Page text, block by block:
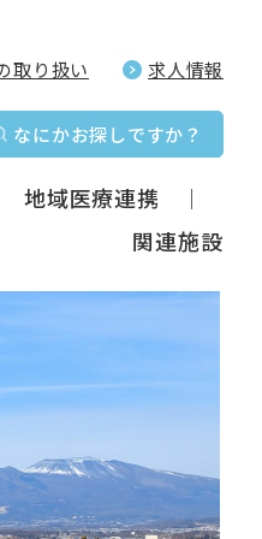
取り扱い 求人情報
なにかお探しですか？
地域医療連携
関連施設